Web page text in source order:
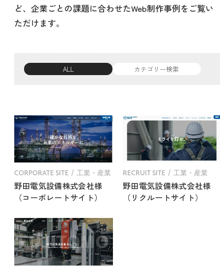
ど、企業ごとの課題に合わせたWeb制作事例をご覧い
ただけます。
ALL カテゴリー検索
CORPORATE SITE 工業・産業
野田電気設備株式会社様
（コーポレートサイト）
RECRUIT SITE 工業・産業
野田電気設備株式会社様
（リクルートサイト）